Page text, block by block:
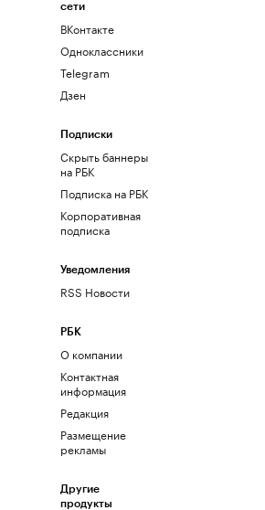
сети
ВКонтакте
Одноклассники
Telegram
Дзен
Подписки
Скрыть баннеры
на РБК
Подписка на РБК
Корпоративная
подписка
Уведомления
RSS Новости
РБК
О компании
Контактная
информация
Редакция
Размещение
рекламы
Другие
продукты